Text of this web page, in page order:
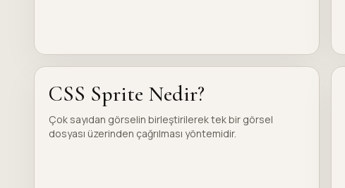
CSS Sprite Nedir?
Çok sayıdan görselin birleştirilerek tek bir görsel
dosyası üzerinden çağrılması yöntemidir.